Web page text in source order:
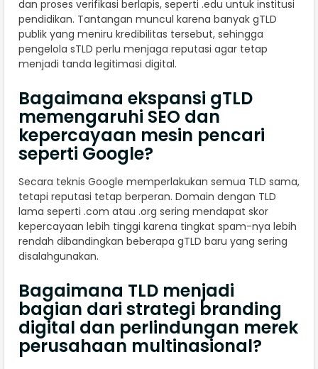
dan proses verifikasi berlapis, seperti .edu untuk institusi
pendidikan. Tantangan muncul karena banyak gTLD
publik yang meniru kredibilitas tersebut, sehingga
pengelola sTLD perlu menjaga reputasi agar tetap
menjadi tanda legitimasi digital.
Bagaimana ekspansi gTLD
memengaruhi SEO dan
kepercayaan mesin pencari
seperti Google?
Secara teknis Google memperlakukan semua TLD sama,
tetapi reputasi tetap berperan. Domain dengan TLD
lama seperti .com atau .org sering mendapat skor
kepercayaan lebih tinggi karena tingkat spam-nya lebih
rendah dibandingkan beberapa gTLD baru yang sering
disalahgunakan.
Bagaimana TLD menjadi
bagian dari strategi branding
digital dan perlindungan merek
perusahaan multinasional?